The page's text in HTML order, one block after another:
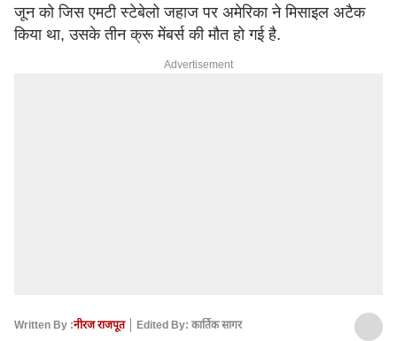
जून को जिस एमटी स्टेबेलो जहाज पर अमेरिका ने मिसाइल अटैक
किया था, उसके तीन क्रू मेंबर्स की मौत हो गई है.
Advertisement
Written By :नीरज राजपूत
Edited By: कार्तिक सागर